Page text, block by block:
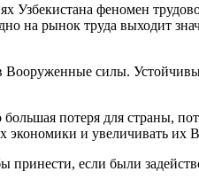
Узбекистана феномен
на рынок труда выходит
Вооруженные силы.
потеря для страны,
экономики и увеличивать их
если были